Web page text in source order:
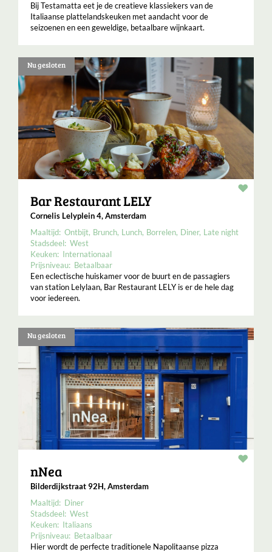
Bij Testamatta eet je de creatieve klassiekers van de
Italiaanse plattelandskeuken met aandacht voor de
seizoenen en een geweldige, betaalbare wijnkaart.
Nu gesloten
Bar Restaurant LELY
Cornelis Lelyplein 4, Amsterdam
Maaltijd: Ontbijt Brunch Lunch Borrelen Diner Late night
Stadsdeel: West
Keuken: Internationaal
Prijsniveau: Betaalbaar
Een eclectische huiskamer voor de buurt en de passagiers
van station Lelylaan, Bar Restaurant LELY is er de hele dag
voor iedereen.
Nu gesloten
nNea
Bilderdijkstraat 92H, Amsterdam
Maaltijd: Diner
Stadsdeel: West
Keuken: Italiaans
Prijsniveau: Betaalbaar
Hier wordt de perfecte traditionele Napolitaanse pizza